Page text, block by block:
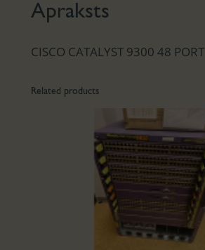
Apraksts
CISCO CATALYST 9300 48 PORT
Related products